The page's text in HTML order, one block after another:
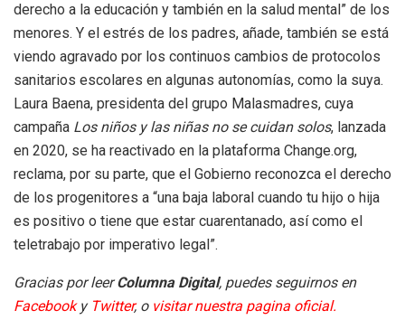
derecho a la educación y también en la salud mental” de los
menores. Y el estrés de los padres, añade, también se está
viendo agravado por los continuos cambios de protocolos
sanitarios escolares en algunas autonomías, como la suya.
Laura Baena, presidenta del grupo Malasmadres, cuya
campaña Los niños y las niñas no se cuidan solos, lanzada
en 2020, se ha reactivado en la plataforma Change.org,
reclama, por su parte, que el Gobierno reconozca el derecho
de los progenitores a “una baja laboral cuando tu hijo o hija
es positivo o tiene que estar cuarentanado, así como el
teletrabajo por imperativo legal”.
Gracias por leerColumna Digital, puedes seguirnos en
Facebooky Twitter, o visitar nuestra pagina oficial.